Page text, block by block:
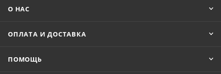
О НАС
ОПЛАТА И ДОСТАВКА
ПОМОЩЬ